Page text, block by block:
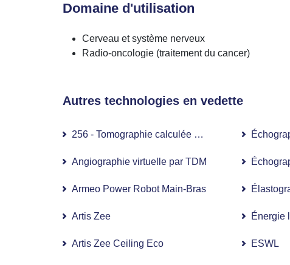
Domaine d'utilisation
Cerveau et système nerveux
Radio-oncologie (traitement du cancer)
Autres technologies en vedette
256 - Tomographie calculée par tranches (TDM à
Angiographie virtuelle par TDM
Armeo Power Robot Main-Bras
Artis Zee
Artis Zee Ceiling Eco
Énergie
ESWL